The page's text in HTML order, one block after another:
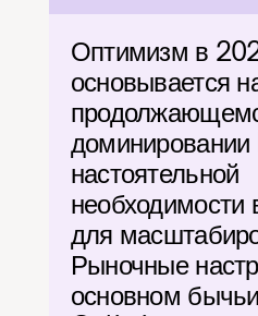
Оптимизм в
основывается
настоятельной
необходимости
для
Рыночные
основном